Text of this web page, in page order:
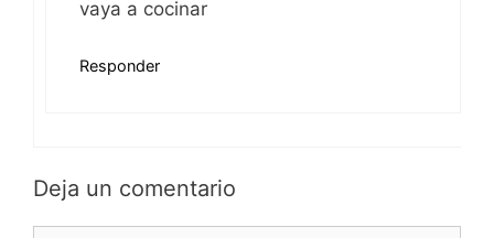
vaya a cocinar
Responder
Deja un comentario